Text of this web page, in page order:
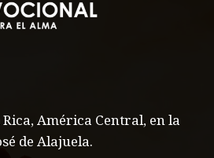
América Central, en la
de Alajuela.